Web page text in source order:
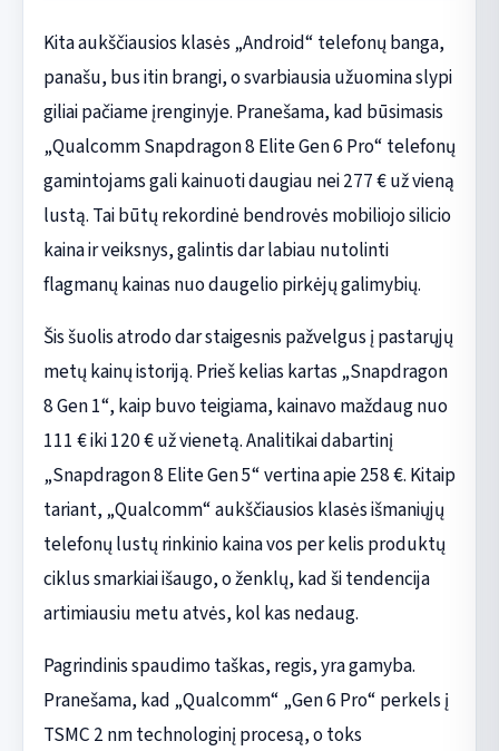
Kita aukščiausios klasės „Android“ telefonų banga,
panašu, bus itin brangi, o svarbiausia užuomina slypi
giliai pačiame įrenginyje. Pranešama, kad būsimasis
„Qualcomm Snapdragon 8 Elite Gen 6 Pro“ telefonų
gamintojams gali kainuoti daugiau nei 277 € už vieną
lustą. Tai būtų rekordinė bendrovės mobiliojo silicio
kaina ir veiksnys, galintis dar labiau nutolinti
flagmanų kainas nuo daugelio pirkėjų galimybių.
Šis šuolis atrodo dar staigesnis pažvelgus į pastarųjų
metų kainų istoriją. Prieš kelias kartas „Snapdragon
8 Gen 1“, kaip buvo teigiama, kainavo maždaug nuo
111 € iki 120 € už vienetą. Analitikai dabartinį
„Snapdragon 8 Elite Gen 5“ vertina apie 258 €. Kitaip
tariant, „Qualcomm“ aukščiausios klasės išmaniųjų
telefonų lustų rinkinio kaina vos per kelis produktų
ciklus smarkiai išaugo, o ženklų, kad ši tendencija
artimiausiu metu atvės, kol kas nedaug.
Pagrindinis spaudimo taškas, regis, yra gamyba.
Pranešama, kad „Qualcomm“ „Gen 6 Pro“ perkels į
TSMC 2 nm technologinį procesą, o toks